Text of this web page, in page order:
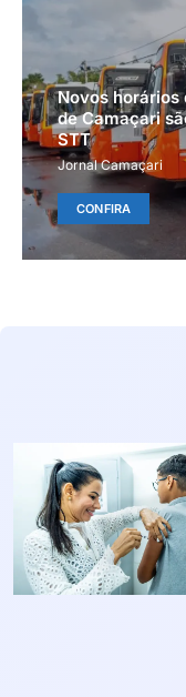
Novos horários
de Camaçari
STT
Jornal Camaçari
CONFIRA